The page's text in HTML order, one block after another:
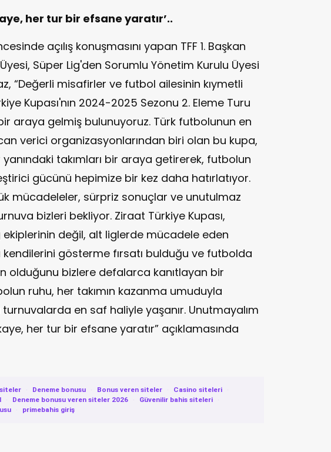
her tur bir efsane yaratır’..
açılış konuşmasını yapan TFF 1. Başkan
Süper Lig'den Sorumlu Yönetim Kurulu Üyesi
“Değerli misafirler ve futbol ailesinin kıymetli
Kupası'nın 2024-2025 Sezonu 2. Eleme Turu
araya gelmiş bulunuyoruz. Türk futbolunun en
verici organizasyonlarından biri olan bu kupa,
takımları bir araya getirerek, futbolun
gücünü hepimize bir kez daha hatırlatıyor.
mücadeleler, sürpriz sonuçlar ve unutulmaz
bizleri bekliyor. Ziraat Türkiye Kupası,
ekiplerinin değil, alt liglerde mücadele eden
kendilerini gösterme fırsatı bulduğu ve futbolda
olduğunu bizlere defalarca kanıtlayan bir
ruhu, her takımın kazanma umuduyla
turnuvalarda en saf haliyle yaşanır. Unutmayalım
her tur bir efsane yaratır” açıklamasında
· Deneme bonusu · Bonus veren siteler · Casino siteleri
·
· Deneme bonusu veren siteler 2026 · Güvenilir bahis siteleri
·
· primebahis giriş